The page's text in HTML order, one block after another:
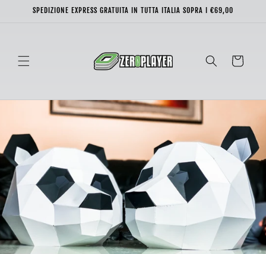
direttamente
SPEDIZIONE EXPRESS GRATUITA IN TUTTA ITALIA SOPRA I €69,00
Carrello